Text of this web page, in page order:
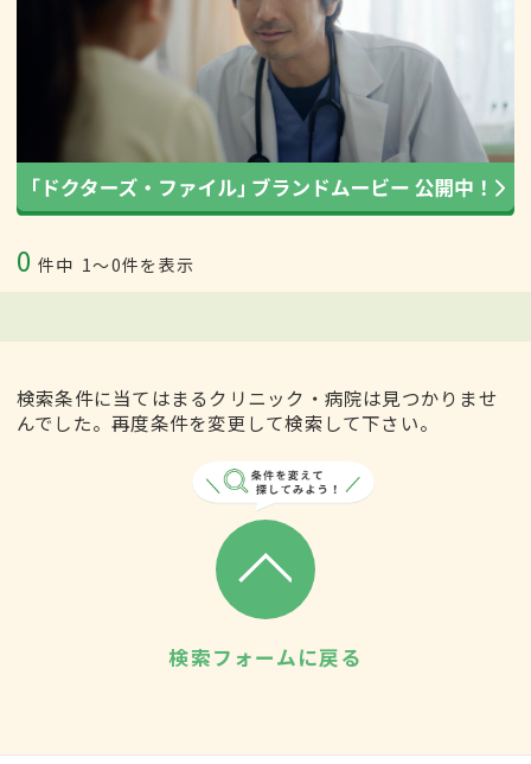
0 件中 1〜0件を表示
検索条件に当てはまるクリニック・病院は見つかりませ
んでした。再度条件を変更して検索して下さい。
検索フォームに戻る